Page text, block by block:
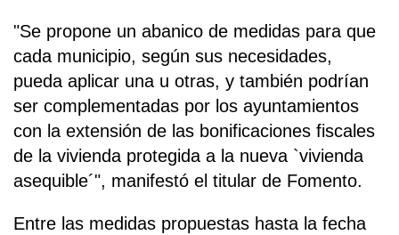
"Se propone un abanico de medidas para que
cada municipio, según sus necesidades,
pueda aplicar una u otras, y también podrían
ser complementadas por los ayuntamientos
con la extensión de las bonificaciones fiscales
de la vivienda protegida a la nueva `vivienda
asequible´", manifestó el titular de Fomento.
Entre las medidas propuestas hasta la fecha